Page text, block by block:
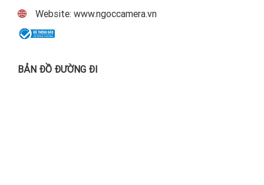
Website: www.ngoccamera.vn
BẢN ĐỒ ĐƯỜNG ĐI